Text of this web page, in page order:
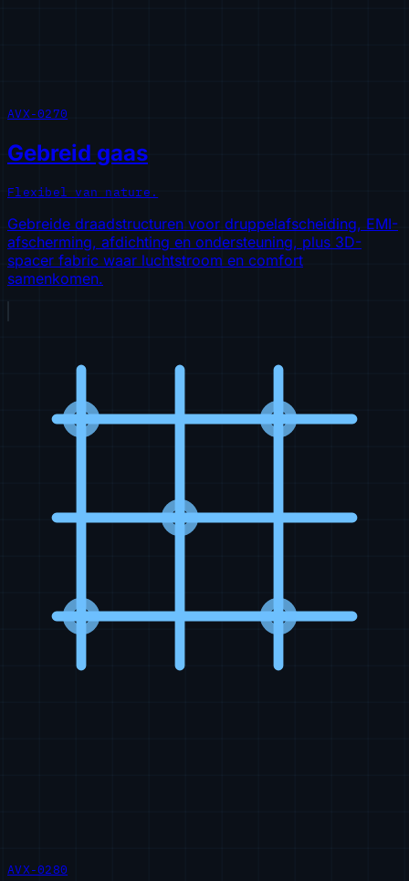
AVX-0270
Gebreid gaas
Flexibel van nature.
Gebreide draadstructuren voor druppelafscheiding, EMI-
afscherming, afdichting en ondersteuning, plus 3D-
spacer fabric waar luchtstroom en comfort
samenkomen.
AVX-0280